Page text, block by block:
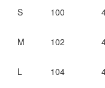
S 100
M 102
L 104